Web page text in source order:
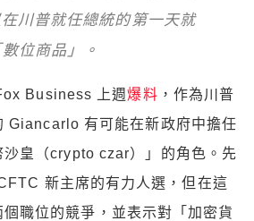
川普就任總統的第一天就
位商品」。
Business 上週爆料 ，作為川普
Giancarlo 有可能在新政府中擔任
沙皇（crypto czar）」的角色。先
新主席的有力人選，但在這
職位的競爭，並表示對「加密貨